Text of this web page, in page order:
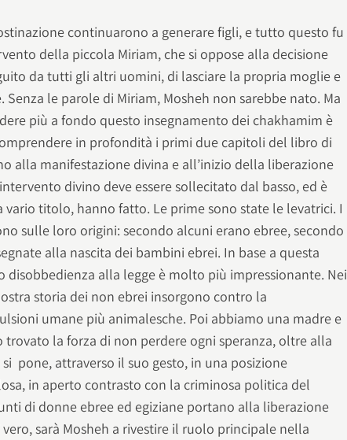
continuarono a generare figli, e tutto questo fu
della piccola Miriam, che si oppose alla decisione
da tutti gli altri uomini, di lasciare la propria moglie e
Senza le parole di Miriam, Mosheh non sarebbe nato. Ma
più a fondo questo insegnamento dei chakhamim è
in profondità i primi due capitoli del libro di
alla manifestazione divina e all’inizio della liberazione
divino deve essere sollecitato dal basso, ed è
vario titolo, hanno fatto. Le prime sono state le levatrici. I
sulle loro origini: secondo alcuni erano ebree, secondo
alla nascita dei bambini ebrei. In base a questa
disobbedienza alla legge è molto più impressionante. Nei
storia dei non ebrei insorgono contro la
umane più animalesche. Poi abbiamo una madre e
trovato la forza di non perdere ogni speranza, oltre alla
pone, attraverso il suo gesto, in una posizione
in aperto contrasto con la criminosa politica del
di donne ebree ed egiziane portano alla liberazione
sarà Mosheh a rivestire il ruolo principale nella